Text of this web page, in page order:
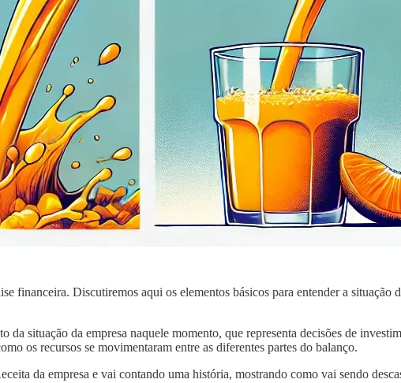
financeira. Discutiremos aqui os elementos básicos para entender a situação
situação da empresa naquele momento, que representa decisões de
os recursos se movimentaram entre as diferentes partes do balanço.
da empresa e vai contando uma história, mostrando como vai sendo